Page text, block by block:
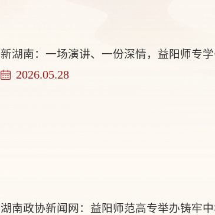
新湖南：一场演讲、一份深情，益阳师专
2026.05.28
湖南政协新闻网：益阳师范高专举办铸牢